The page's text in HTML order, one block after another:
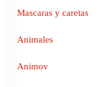
Mascaras y caretas
Animales
Animov